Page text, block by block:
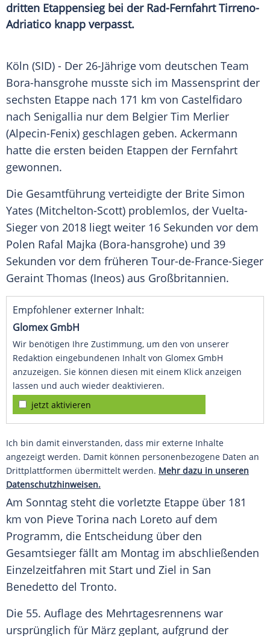
dritten Etappensieg bei der Rad-Fernfahrt Tirreno-
Adriatico knapp verpasst.
Köln (SID) - Der 26-Jährige vom deutschen Team
Bora-hansgrohe musste sich im Massensprint der
sechsten Etappe nach 171 km von Castelfidaro
nach Senigallia nur dem Belgier Tim Merlier
(Alpecin-Fenix) geschlagen geben. Ackermann
hatte die ersten beiden Etappen der Fernfahrt
gewonnen.
Die Gesamtführung verteidigte der Brite Simon
Yates (Mitchelton-Scott) problemlos, der Vuelta-
Sieger von 2018 liegt weiter 16 Sekunden vor dem
Polen Rafal Majka (Bora-hansgrohe) und 39
Sekunden vor dem früheren Tour-de-France-Sieger
Geraint Thomas (Ineos) aus Großbritannien.
Empfohlener externer Inhalt:
Glomex GmbH
Wir benötigen Ihre Zustimmung, um den von unserer
Redaktion eingebundenen Inhalt von Glomex GmbH
anzuzeigen. Sie können diesen mit einem Klick anzeigen
lassen und auch wieder deaktivieren.
jetzt aktivieren
Ich bin damit einverstanden, dass mir externe Inhalte
angezeigt werden. Damit können personenbezogene Daten an
Drittplattformen übermittelt werden. Mehr dazu in unseren
Datenschutzhinweisen.
Am Sonntag steht die vorletzte Etappe über 181
km von Pieve Torina nach Loreto auf dem
Programm, die Entscheidung über den
Gesamtsieger fällt am Montag im abschließenden
Einzelzeitfahren mit Start und Ziel in San
Benedetto del Tronto.
Die 55. Auflage des Mehrtagesrennens war
ursprünglich für März geplant, aufgrund der